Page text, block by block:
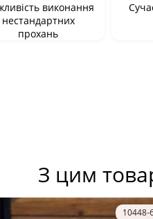
виконання
нестандартних
прохань
З цим
10448-